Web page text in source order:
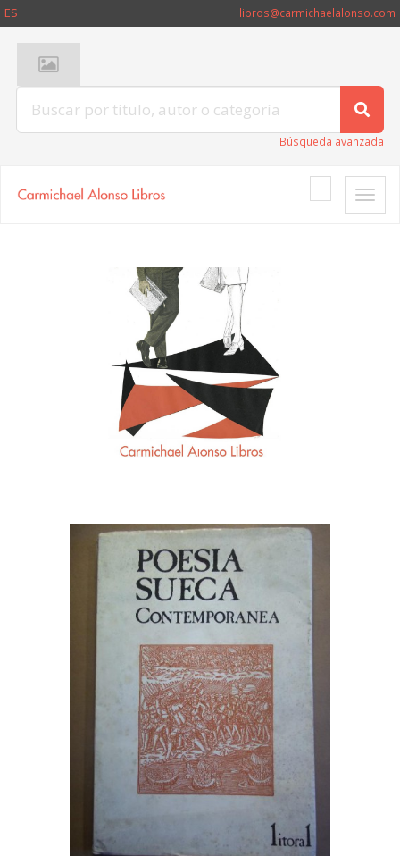
ES libros@carmichaelalonso.com
Búsqueda avanzada
Toggle